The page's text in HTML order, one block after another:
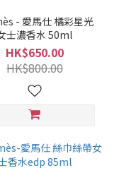
- 愛馬仕 橘彩星光
士濃香水 50ml
HK$650.00
HK$800.00